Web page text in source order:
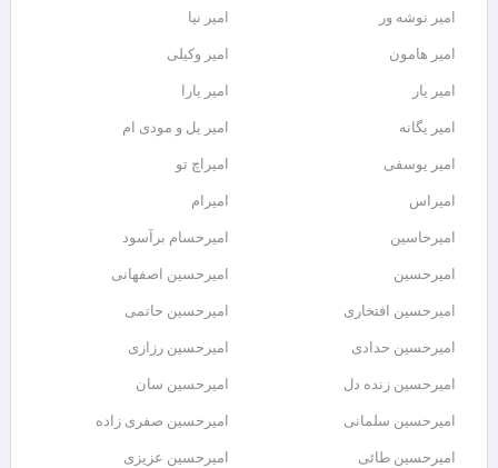
امیر نوشه ور امیر نیا
امیر هامون امیر وکیلی
امیر یار امیر یارا
امیر یگانه امیر یل و مودی ام
امیر یوسفی امیراچ تو
امیراس امیرام
امیرحاسین امیرحسام برآسود
امیرحسین امیرحسین اصفهانی
امیرحسین افتخاری امیرحسین حاتمی
امیرحسین حدادی امیرحسین رزازی
امیرحسین زنده دل امیرحسین سان
امیرحسین سلمانی امیرحسین صفری زاده
امیرحسین طائی امیرحسین عزیزی